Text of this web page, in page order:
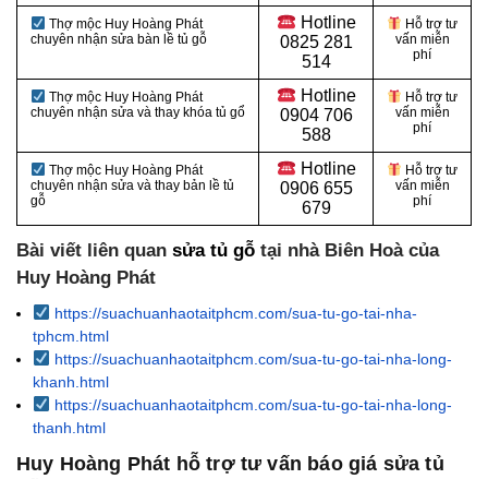
Thợ mộc Huy Hoàng Phát
chuyên nhận sửa bàn lề tủ gỗ
Hotline
0825 281
514
Hỗ trợ tư
vấn miễn
phí
Thợ mộc Huy Hoàng Phát
chuyên nhận sửa và thay khóa tủ gổ
Hotline
0904 706
588
Hỗ trợ tư
vấn miễn
phí
Thợ mộc Huy Hoàng Phát
chuyên nhận sửa và thay bản lề tủ
gỗ
Hotline
0906 655
679
Hỗ trợ tư
vấn miễn
phí
Bài viết liên quan sửa tủ gỗ tại nhà Biên Hoà của
Huy Hoàng Phát
https://suachuanhaotaitphcm.com/sua-tu-go-tai-nha-
tphcm.html
https://suachuanhaotaitphcm.com/sua-tu-go-tai-nha-long-
khanh.html
https://suachuanhaotaitphcm.com/sua-tu-go-tai-nha-long-
thanh.html
Huy Hoàng Phát hỗ trợ tư vấn báo giá sửa tủ